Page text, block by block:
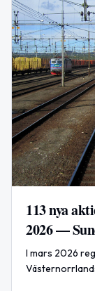
113 nya
2026 —
I mars 2026